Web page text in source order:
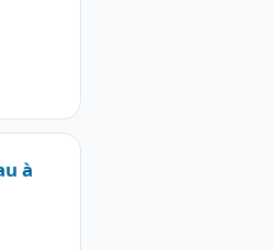
à